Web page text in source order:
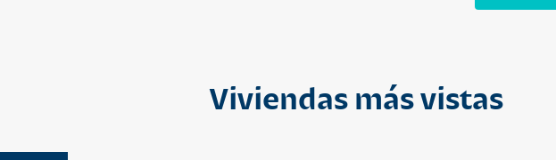
Viviendas más vistasSegheria